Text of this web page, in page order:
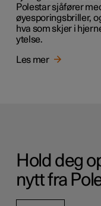
Polestar sjåfører
øyesporingsbriller,
hva som skjer i
ytelse.
Les mer
Hold deg
nytt fra